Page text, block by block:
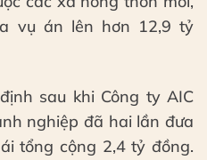
vụ án lên hơn 12,9 tỷ
sau khi Công ty AIC
nghiệp đã hai lần đưa
tổng cộng 2,4 tỷ đồng.